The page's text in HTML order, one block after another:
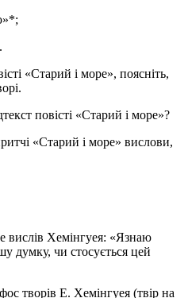
«Старий і море», поясніть,
повісті «Старий і море»?
«Старий і море» вислови,
вислів Хемінгуея: «Язнаю
думку, чи стосується цей
творів Е. Хемінгуея (твір на